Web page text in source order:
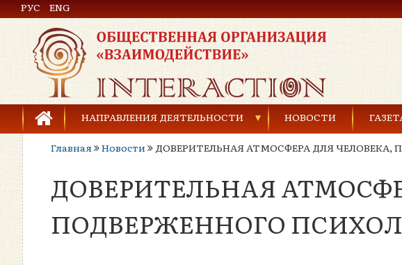
Общественная организация «Взаимодействие»
РУС ENG
НАПРАВЛЕНИЯ ДЕЯТЕЛЬНОСТИ
Предупреждение торговли людьми
Предупреждение насилия в семье
Развитие детей и молодёжи
НОВОСТИ
Газеты
Газеты
Газеты
Главная
Новости ДОВЕРИТЕЛЬНАЯ АТМОСФЕРА ДЛЯ
ДОВЕРИТЕЛЬНАЯ
ПОДВЕРЖЕННОГО